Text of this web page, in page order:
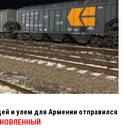
и улем для Армении отправился